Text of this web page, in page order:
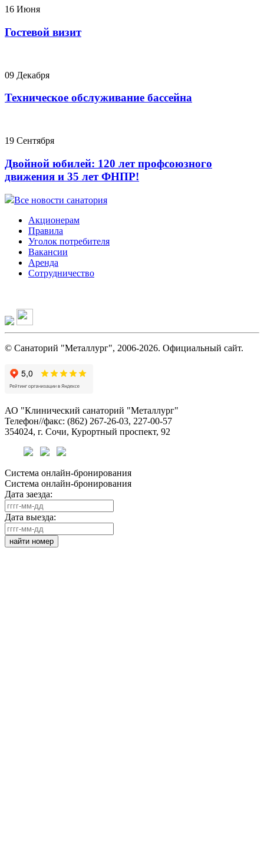
16 Июня
Гостевой визит
09 Декабря
Техническое обслуживание бассейна
19 Сентября
Двойной юбилей: 120 лет профсоюзного
движения и 35 лет ФНПР!
Все новости санатория
Акционерам
Правила
Уголок потребителя
Вакансии
Аренда
Сотрудничество
© Санаторий "Металлург", 2006-2026. Официальный сайт.
АО "Клинический санаторий "Металлург"
Телефон//факс: (862) 267-26-03, 227-00-57
354024, г. Сочи, Курортный проспект, 92
Система онлайн-бронирования
Система онлайн-бронирования
Дата заезда:
Дата выезда:
найти номер